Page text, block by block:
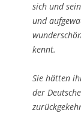
sich und
und
kennt.
Sie hätten
der